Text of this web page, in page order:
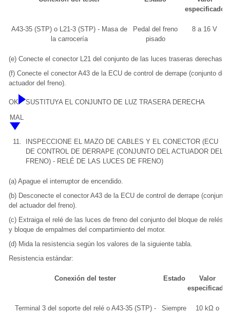
especificado
A43-35 (STP) o L21-3 (STP) - Masa de
la carrocería
Pedal del freno
pisado
8 a 16 V
(e) Conecte el conector L21 del conjunto de las luces traseras derechas.
(f) Conecte el conector A43 de la ECU de control de derrape (conjunto del
actuador del freno).
OK
SUSTITUYA EL CONJUNTO DE LUZ TRASERA DERECHA
MAL
11.
INSPECCIONE EL MAZO DE CABLES Y EL CONECTOR (ECU
DE CONTROL DE DERRAPE (CONJUNTO DEL ACTUADOR DEL
FRENO) - RELÉ DE LAS LUCES DE FRENO)
(a) Apague el interruptor de encendido.
(b) Desconecte el conector A43 de la ECU de control de derrape (conjunto
del actuador del freno).
(c) Extraiga el relé de las luces de freno del conjunto del bloque de relés
y bloque de empalmes del compartimiento del motor.
(d) Mida la resistencia según los valores de la siguiente tabla.
Resistencia estándar:
Conexión del tester Estado
Valor
especificado
Terminal 3 del soporte del relé o A43-35 (STP) -
Siempre
10 kΩ o